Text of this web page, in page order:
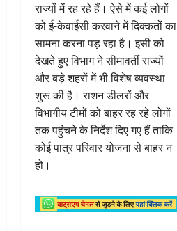
राज्यों में रह रहे हैं। ऐसे में कई लोगों
को ई-केवाईसी करवाने में दिक्कतों का
सामना करना पड़ रहा है। इसी को
देखते हुए विभाग ने सीमावर्ती राज्यों
और बड़े शहरों में भी विशेष व्यवस्था
शुरू की है। राशन डीलरों और
विभागीय टीमों को बाहर रह रहे लोगों
तक पहुंचने के निर्देश दिए गए हैं ताकि
कोई पात्र परिवार योजना से बाहर न
हो।